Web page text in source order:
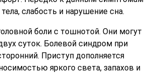
слабость и нарушение сна.
боли с тошнотой. Они могут
суток. Болевой синдром при
Приступ дополняется
яркого света, запахов и